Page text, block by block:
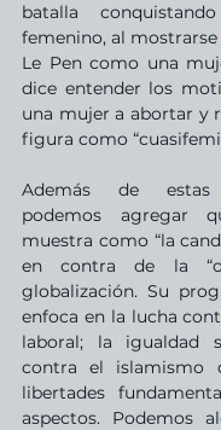
batalla
femenino, al
Le Pen como una
dice entender los
una mujer a abortar y
figura como
Además de estas
podemos agregar
muestra como “la
en contra de la
globalización. Su
enfoca en la lucha
laboral; la igualdad
contra el islamismo
libertades
aspectos. Podemos